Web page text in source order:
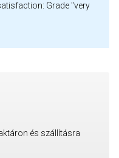
Grade "very
és szállításra